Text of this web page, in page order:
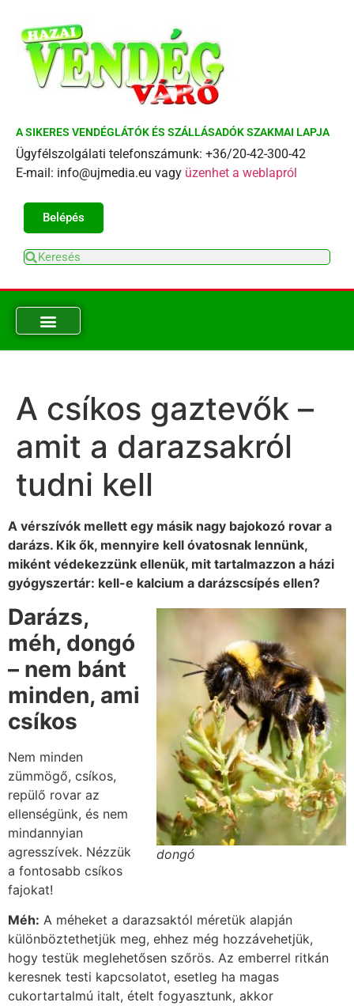
A SIKERES VENDÉGLÁTÓK ÉS SZÁLLÁSADÓK SZAKMAI LAPJA
Ügyfélszolgálati telefonszámunk: +36/20-42-300-42
E-mail: info@ujmedia.eu vagy üzenhet a weblapról
Belépés
A csíkos gaztevők –
amit a darazsakról
tudni kell
A vérszívók mellett egy másik nagy bajokozó rovar a
darázs. Kik ők, mennyire kell óvatosnak lennünk,
miként védekezzünk ellenük, mit tartalmazzon a házi
gyógyszertár: kell-e kalcium a darázscsípés ellen?
dongó
Darázs,
méh, dongó
– nem bánt
minden, ami
csíkos
Nem minden
zümmögő, csíkos,
repülő rovar az
ellenségünk, és nem
mindannyian
agresszívek. Nézzük
a fontosabb csíkos
fajokat!
Méh: A méheket a darazsaktól méretük alapján
különböztethetjük meg, ehhez még hozzávehetjük,
hogy testük meglehetősen szőrös. Az emberrel ritkán
keresnek testi kapcsolatot, esetleg ha magas
cukortartalmú italt, ételt fogyasztunk, akkor